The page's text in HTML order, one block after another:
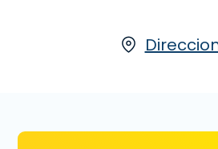
231-7973hoy para más